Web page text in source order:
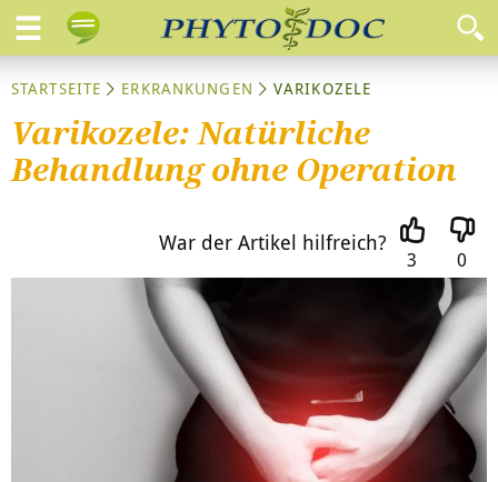
STARTSEITE ERKRANKUNGEN VARIKOZELE
Varikozele: Natürliche
Behandlung ohne Operation
War der Artikel hilfreich?
3 0